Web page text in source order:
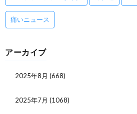
痛いニュース
アーカイブ
2025年8月 (668)
2025年7月 (1068)